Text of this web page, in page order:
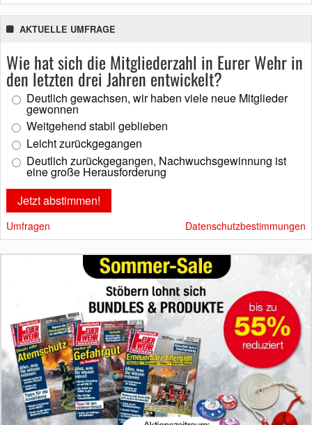
AKTUELLE UMFRAGE
Wie hat sich die Mitgliederzahl in Eurer Wehr in
den letzten drei Jahren entwickelt?
Deutlich gewachsen, wir haben viele neue Mitglieder
gewonnen
Weitgehend stabil geblieben
Leicht zurückgegangen
Deutlich zurückgegangen, Nachwuchsgewinnung ist
eine große Herausforderung
Umfragen Datenschutzbestimmungen